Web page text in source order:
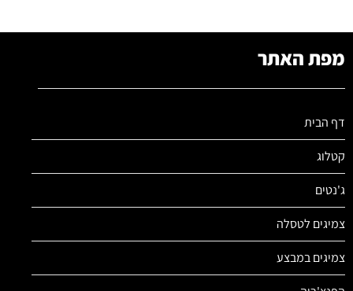
מפת האתר
דף הבית
קטלוג
ג'נטים
צמיגים לטסלה
צמיגים במבצע